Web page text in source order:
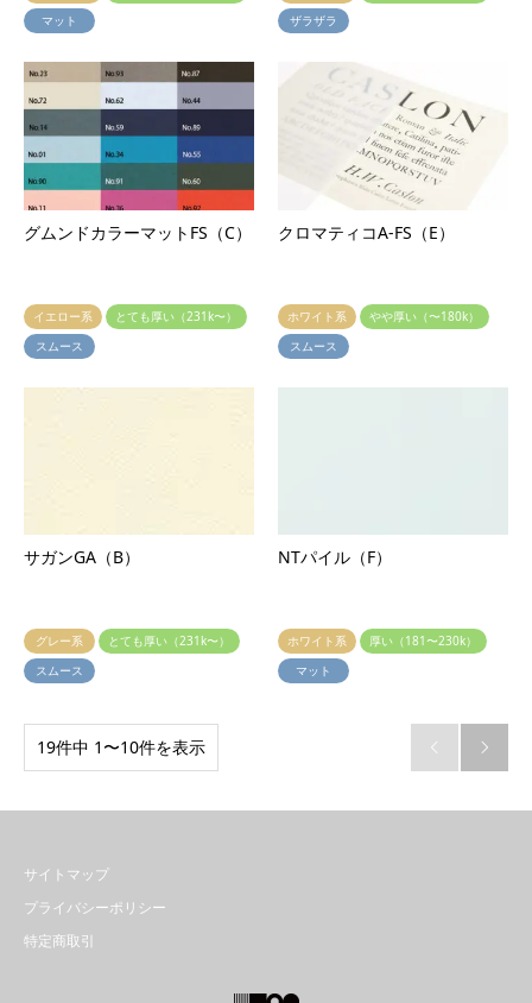
マット
ザラザラ
グムンドカラーマットFS（C）
イエロー系
とても厚い（231k〜）
スムース
クロマティコA-FS（E）
ホワイト系
やや厚い（〜180k）
スムース
サガンGA（B）
グレー系
とても厚い（231k〜）
スムース
NTパイル（F）
ホワイト系
厚い（181〜230k）
マット
19件中 1〜10件を表示  
サイトマップ
プライバシーポリシー
特定商取引